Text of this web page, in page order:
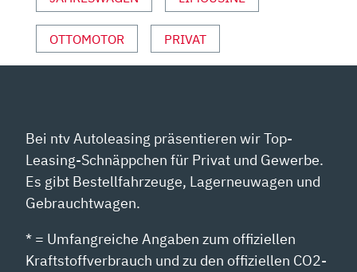
ANZEIGEN
OTTOMOTOR PRIVAT
Bei ntv Autoleasing präsentieren wir Top-
Leasing-Schnäppchen für Privat und Gewerbe.
Es gibt Bestellfahrzeuge, Lagerneuwagen und
Gebrauchtwagen.
* = Umfangreiche Angaben zum offiziellen
Kraftstoffverbrauch und zu den offiziellen CO2-